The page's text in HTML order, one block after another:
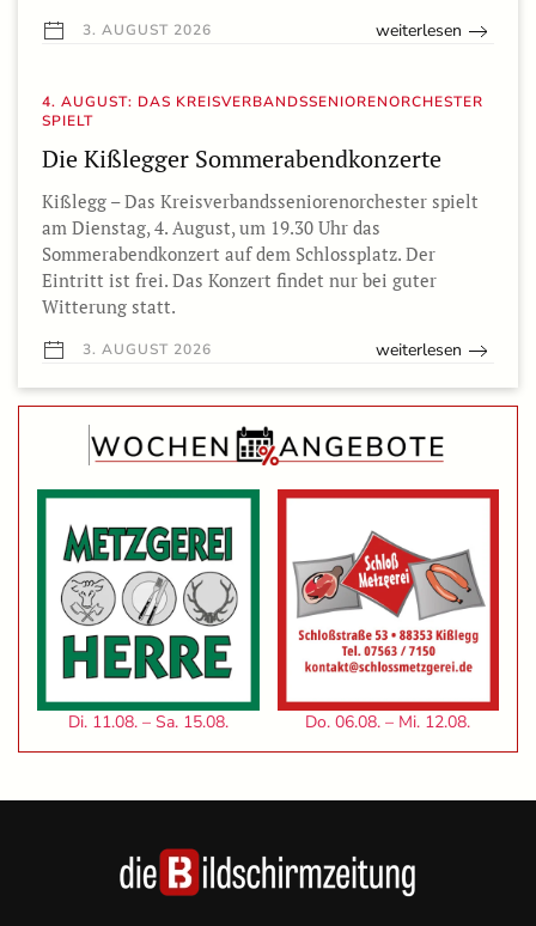
3. AUGUST 2026 weiterlesen
4. AUGUST: DAS KREISVERBANDSSENIORENORCHESTER
SPIELT
Die Kißlegger Sommerabendkonzerte
Kißlegg – Das Kreisverbandsseniorenorchester spielt
am Dienstag, 4. August, um 19.30 Uhr das
Sommerabendkonzert auf dem Schlossplatz. Der
Eintritt ist frei. Das Konzert findet nur bei guter
Witterung statt.
3. AUGUST 2026 weiterlesen
Di. 11.08. – Sa. 15.08. Do. 06.08. – Mi. 12.08.